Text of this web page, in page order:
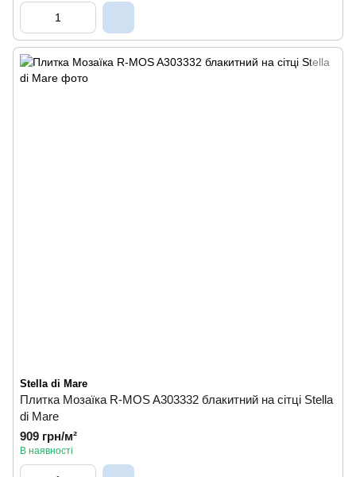
Stella di Mare
Плитка Мозаїка R-MOS A303332 блакитний на сiтцi Stella
di Mare
909 грн/м²
В наявності